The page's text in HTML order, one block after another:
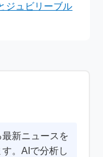
ジュビリーブル
新ニュースを
。AIで分析し